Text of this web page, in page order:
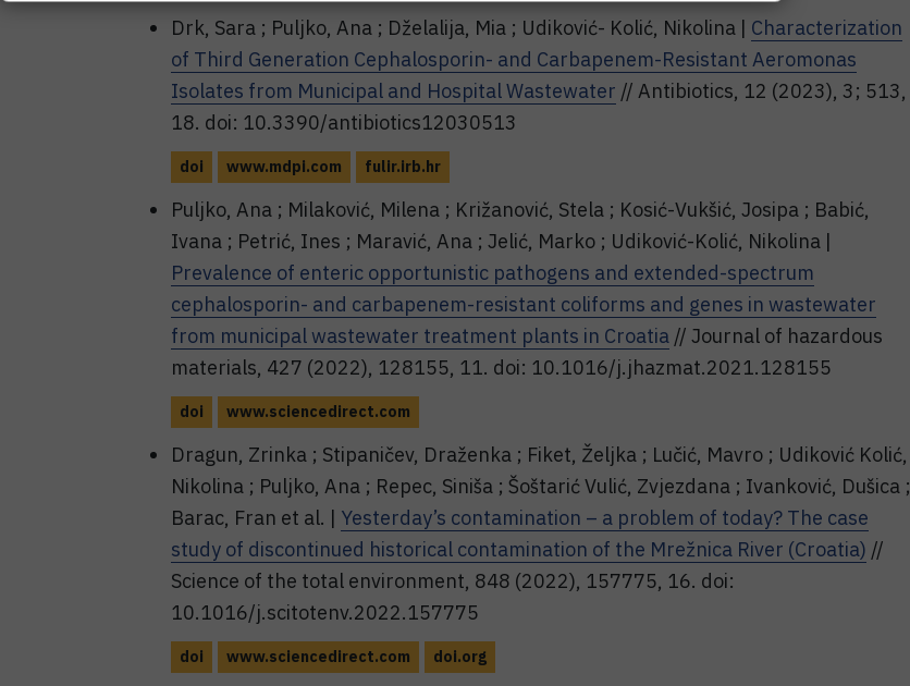
Drk, Sara ; Puljko, Ana ; Dželalija, Mia ; Udiković- Kolić, Nikolina | Characterization
of Third Generation Cephalosporin- and Carbapenem-Resistant Aeromonas
Isolates from Municipal and Hospital Wastewater // Antibiotics, 12 (2023), 3; 513,
18. doi: 10.3390/antibiotics12030513
doi www.mdpi.com fulir.irb.hr
Puljko, Ana ; Milaković, Milena ; Križanović, Stela ; Kosić-Vukšić, Josipa ; Babić,
Ivana ; Petrić, Ines ; Maravić, Ana ; Jelić, Marko ; Udiković-Kolić, Nikolina |
Prevalence of enteric opportunistic pathogens and extended-spectrum
cephalosporin- and carbapenem-resistant coliforms and genes in wastewater
from municipal wastewater treatment plants in Croatia // Journal of hazardous
materials, 427 (2022), 128155, 11. doi: 10.1016/j.jhazmat.2021.128155
doi www.sciencedirect.com
Dragun, Zrinka ; Stipaničev, Draženka ; Fiket, Željka ; Lučić, Mavro ; Udiković Kolić,
Nikolina ; Puljko, Ana ; Repec, Siniša ; Šoštarić Vulić, Zvjezdana ; Ivanković, Dušica ;
Barac, Fran et al. | Yesterday’s contamination – a problem of today? The case
study of discontinued historical contamination of the Mrežnica River (Croatia) //
Science of the total environment, 848 (2022), 157775, 16. doi:
10.1016/j.scitotenv.2022.157775
doi www.sciencedirect.com doi.org